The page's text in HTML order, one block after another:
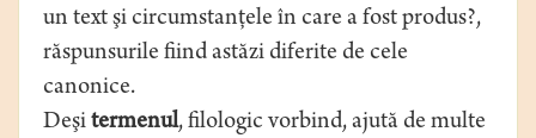
un text şi circumstanţele în care a fost produs?,
răspunsurile fiind astăzi diferite de cele
canonice.
Deşitermenul, filologic vorbind, ajută de multe